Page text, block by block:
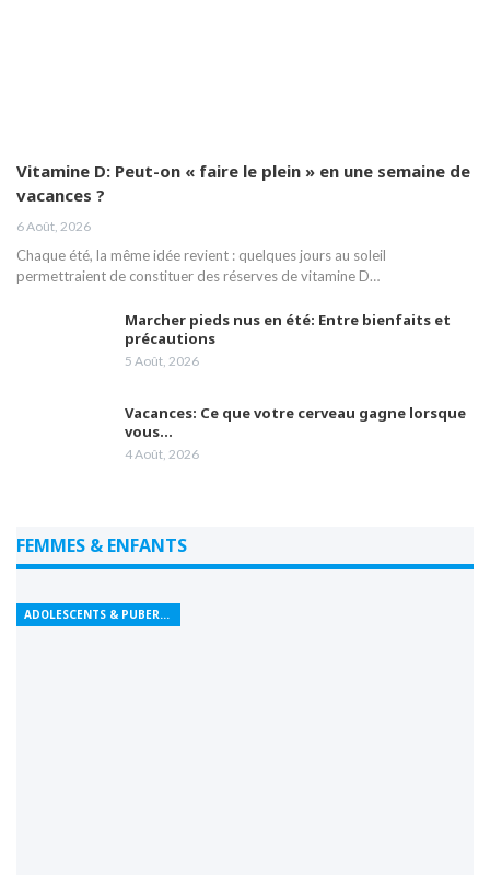
Vitamine D: Peut-on « faire le plein » en une semaine de
vacances ?
6 Août, 2026
Chaque été, la même idée revient : quelques jours au soleil
permettraient de constituer des réserves de vitamine D…
Marcher pieds nus en été: Entre bienfaits et
précautions
5 Août, 2026
Vacances: Ce que votre cerveau gagne lorsque
vous…
4 Août, 2026
FEMMES & ENFANTS
ADOLESCENTS & PUBERTÉ